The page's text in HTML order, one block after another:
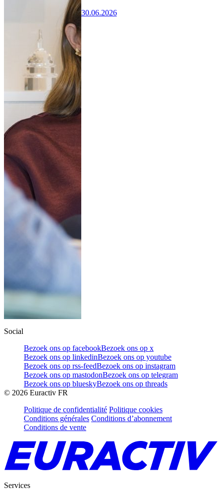
30.06.2026
Social
Bezoek ons op facebookBezoek ons op x
Bezoek ons op linkedinBezoek ons op youtube
Bezoek ons op rss-feedBezoek ons op instagram
Bezoek ons op mastodonBezoek ons op telegram
Bezoek ons op blueskyBezoek ons op threads
© 2026 Euractiv FR
Politique de confidentialité Politique cookies
Conditions générales Conditions d’abonnement
Conditions de vente
Services